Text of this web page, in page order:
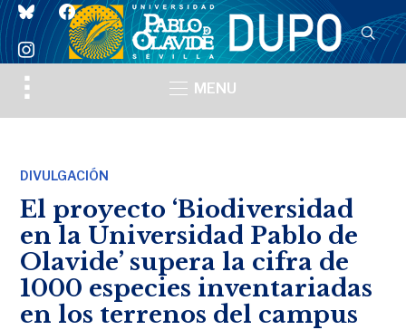
blueskyfacebook
instagram
Toggle
sidebar
MENU
DIVULGACIÓN
El proyecto ‘Biodiversidad
en la Universidad Pablo de
Olavide’ supera la cifra de
1000 especies inventariadas
en los terrenos del campus